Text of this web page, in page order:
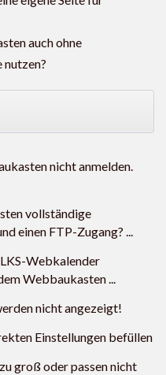
auch ohne
nicht anmelden.
vollständige
einen FTP-Zugang? ...
Webkalender
Webbaukasten ...
nicht angezeigt!
Einstellungen befüllen
groß oder passen nicht